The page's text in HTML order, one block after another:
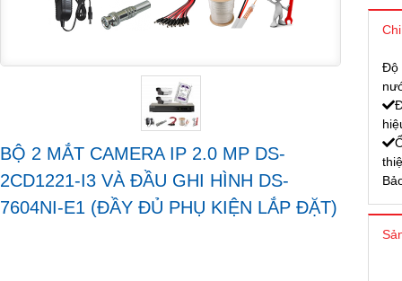
BỘ 2 MẮT CAMERA IP 2.0 MP DS-
2CD1221-I3 VÀ ĐẦU GHI HÌNH DS-
7604NI-E1 (ĐẦY ĐỦ PHỤ KIỆN LẮP ĐẶT)
Độ